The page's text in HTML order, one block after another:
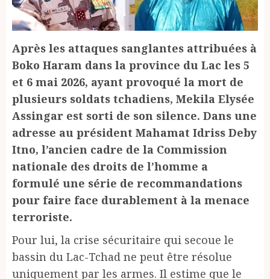
Après les attaques sanglantes attribuées à
Boko Haram dans la province du Lac les 5
et 6 mai 2026, ayant provoqué la mort de
plusieurs soldats tchadiens, Mekila Elysée
Assingar est sorti de son silence. Dans une
adresse au président Mahamat Idriss Deby
Itno, l’ancien cadre de la Commission
nationale des droits de l’homme a
formulé une série de recommandations
pour faire face durablement à la menace
terroriste.
Pour lui, la crise sécuritaire qui secoue le
bassin du Lac-Tchad ne peut être résolue
uniquement par les armes. Il estime que le